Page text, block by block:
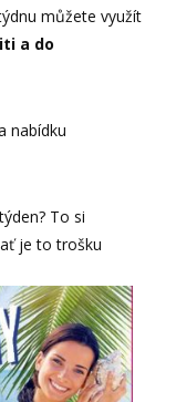
můžete využít
a do
nabídku
To si
je to trošku